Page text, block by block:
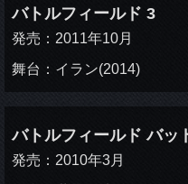
バトルフィールド 3
発売：2011年10月
舞台：イラン(2014)
バトルフィールド バッ
発売：2010年3月